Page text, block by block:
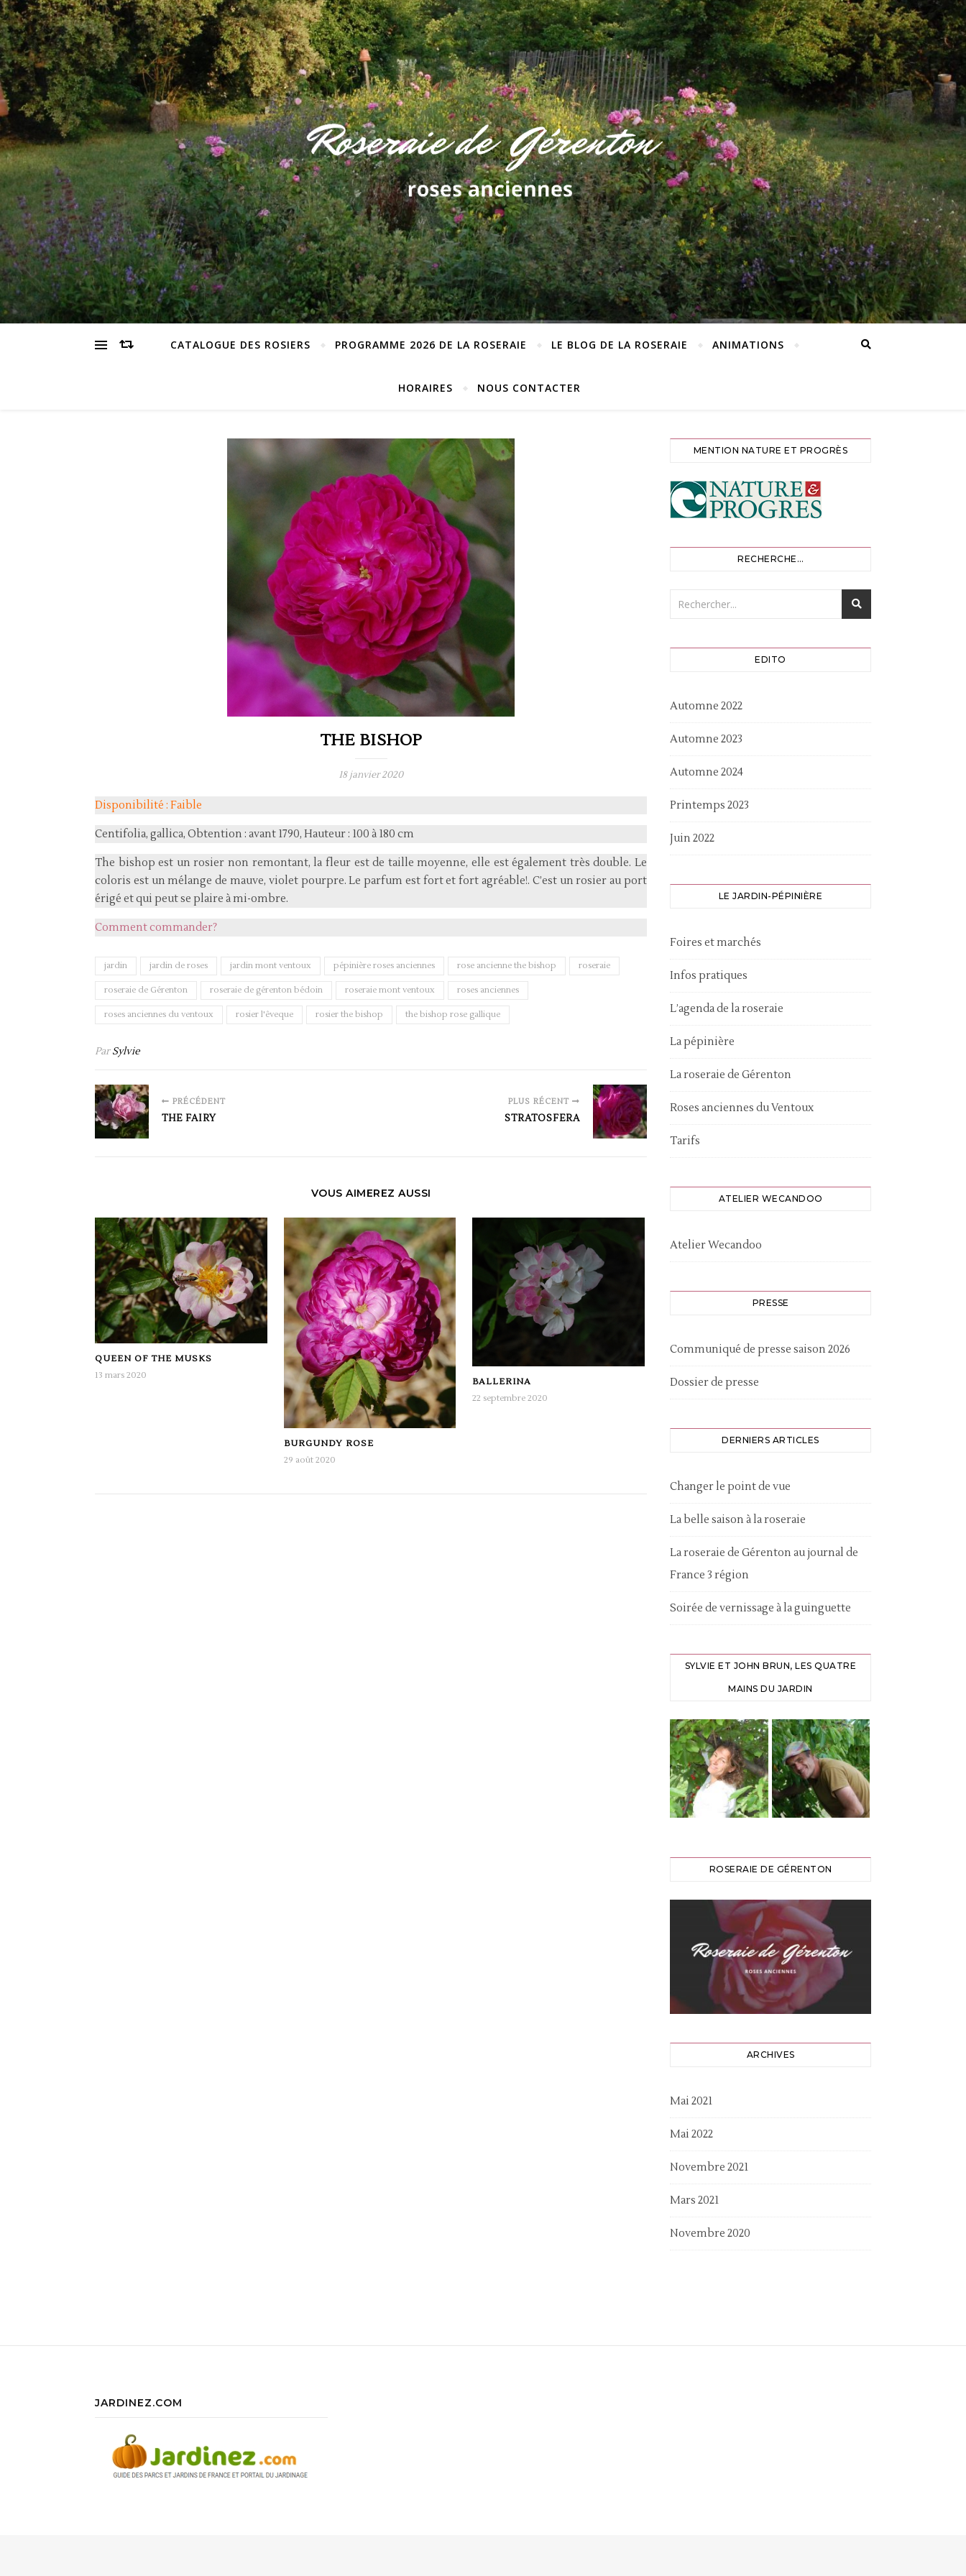
CATALOGUE DES ROSIERS PROGRAMME 2026 DE LA ROSERAIE LE BLOG DE LA ROSERAIE ANIMATIONS
HORAIRES NOUS CONTACTER
THE BISHOP
18 janvier 2020
Disponibilité : Faible
Centifolia, gallica, Obtention : avant 1790, Hauteur : 100 à 180 cm
The bishop est un rosier non remontant, la fleur est de taille moyenne, elle est également très double. Le
coloris est un mélange de mauve, violet pourpre. Le parfum est fort et fort agréable!. C’est un rosier au port
érigé et qui peut se plaire à mi-ombre.
Comment commander?
jardin jardin de roses jardin mont ventoux pépinière roses anciennes rose ancienne the bishop roseraie
roseraie de Gérenton roseraie de gérenton bédoin roseraie mont ventoux roses anciennes
roses anciennes du ventoux rosier l'êveque rosier the bishop the bishop rose gallique
ParSylvie
PRÉCÉDENT
THE FAIRY
PLUS RÉCENT
STRATOSFERA
VOUS AIMEREZ AUSSI
QUEEN OF THE MUSKS
13 mars 2020
BURGUNDY ROSE
29 août 2020
BALLERINA
22 septembre 2020
MENTION NATURE ET PROGRÈS
RECHERCHE…
EDITO
Automne 2022
Automne 2023
Automne 2024
Printemps 2023
Juin 2022
LE JARDIN-PÉPINIÈRE
Foires et marchés
Infos pratiques
L’agenda de la roseraie
La pépinière
La roseraie de Gérenton
Roses anciennes du Ventoux
Tarifs
ATELIER WECANDOO
Atelier Wecandoo
PRESSE
Communiqué de presse saison 2026
Dossier de presse
DERNIERS ARTICLES
Changer le point de vue
La belle saison à la roseraie
La roseraie de Gérenton au journal de
France 3 région
Soirée de vernissage à la guinguette
SYLVIE ET JOHN BRUN, LES QUATRE
MAINS DU JARDIN
ROSERAIE DE GÉRENTON
ARCHIVES
Mai 2021
Mai 2022
Novembre 2021
Mars 2021
Novembre 2020
JARDINEZ.COM